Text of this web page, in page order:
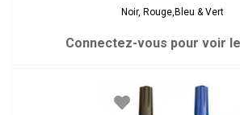
Noir, Rouge,Bleu & Vert
Connectez-vous pour voir